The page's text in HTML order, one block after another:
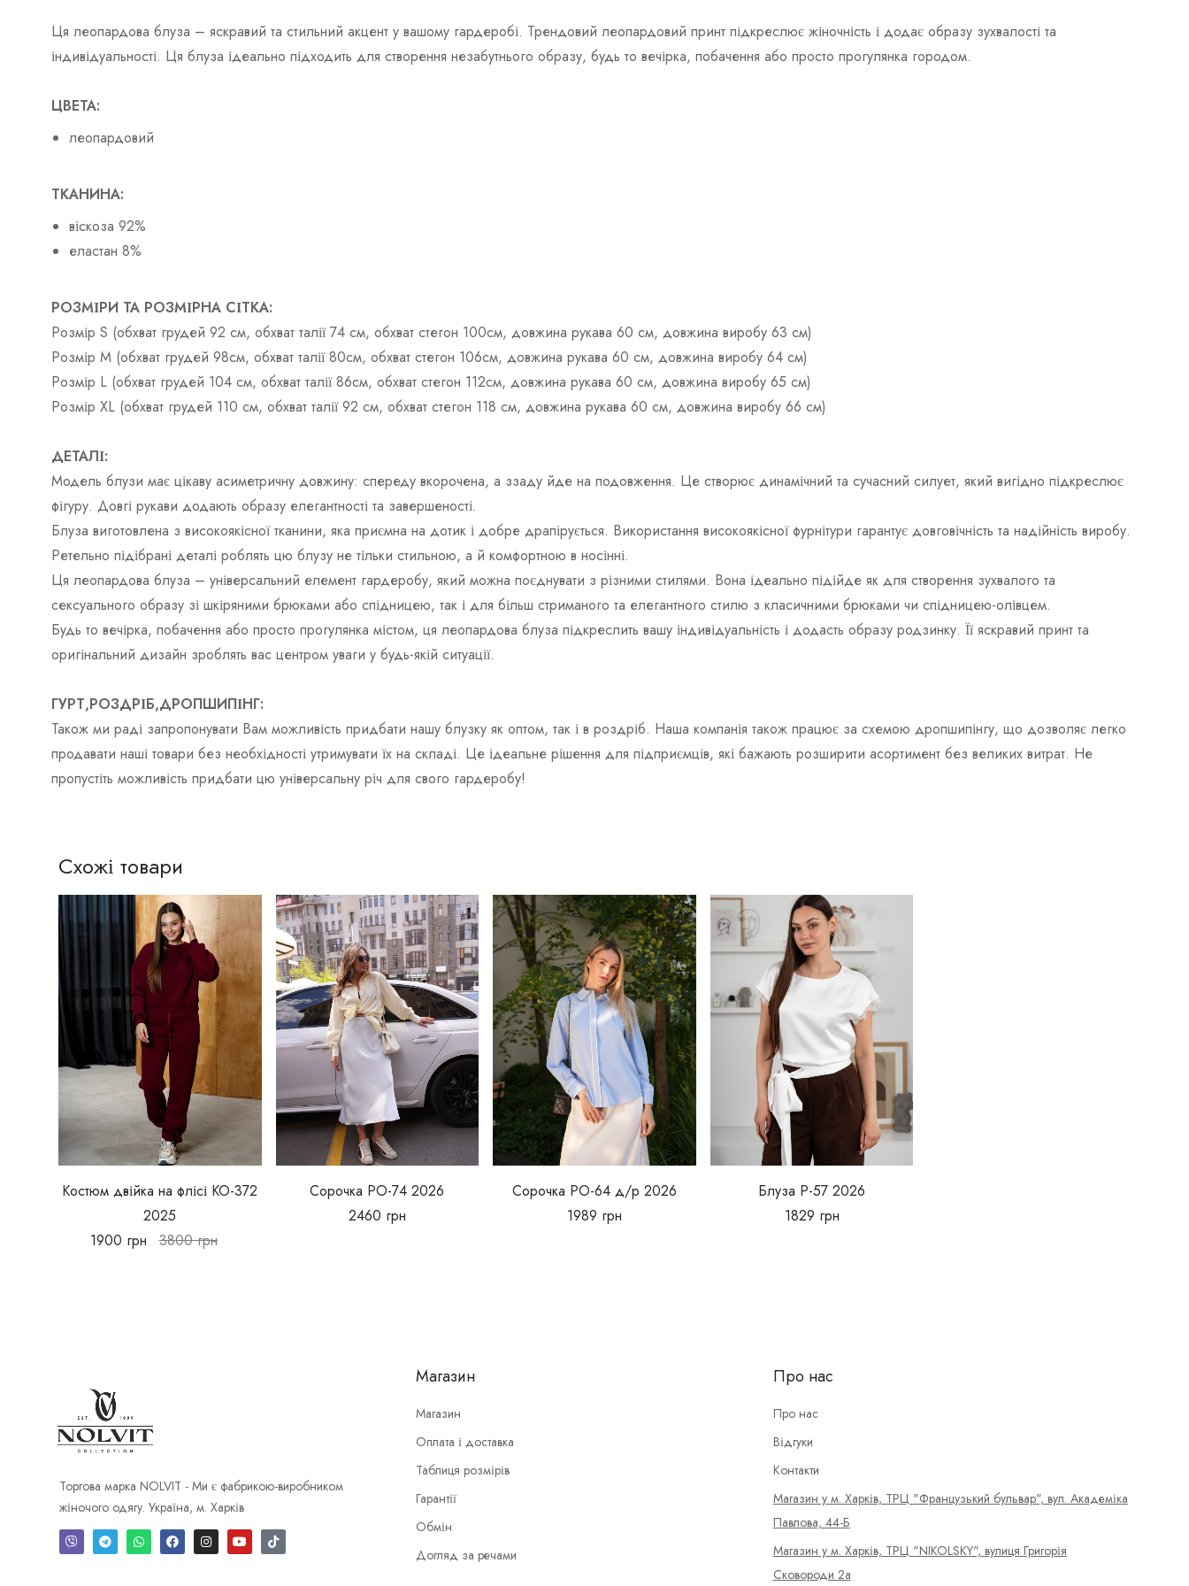
Ця леопардова блуза – яскравий та стильний акцент у вашому гардеробі. Трендовий леопардовий принт підкреслює жіночність і додає образу зухвалості та
індивідуальності. Ця блуза ідеально підходить для створення незабутнього образу, будь то вечірка, побачення або просто прогулянка городом.
ЦВЕТА:
леопардовий
ТКАНИНА:
віскоза 92%
еластан 8%
РОЗМІРИ ТА РОЗМІРНА СІТКА:
Розмір S (обхват грудей 92 см, обхват талії 74 см, обхват стегон 100см, довжина рукава 60 см, довжина виробу 63 см)
Розмір М (обхват грудей 98см, обхват талії 80см, обхват стегон 106см, довжина рукава 60 см, довжина виробу 64 см)
Розмір L (обхват грудей 104 см, обхват талії 86см, обхват стегон 112см, довжина рукава 60 см, довжина виробу 65 см)
Розмір XL (обхват грудей 110 см, обхват талії 92 см, обхват стегон 118 см, довжина рукава 60 см, довжина виробу 66 см)
ДЕТАЛІ:
Модель блузи має цікаву асиметричну довжину: спереду вкорочена, а ззаду йде на подовження. Це створює динамічний та сучасний силует, який вигідно підкреслює
фігуру. Довгі рукави додають образу елегантності та завершеності.
Блуза виготовлена ​​з високоякісної тканини, яка приємна на дотик і добре драпірується. Використання високоякісної фурнітури гарантує довговічність та надійність виробу.
Ретельно підібрані деталі роблять цю блузу не тільки стильною, а й комфортною в носінні.
Ця леопардова блуза – універсальний елемент гардеробу, який можна поєднувати з різними стилями. Вона ідеально підійде як для створення зухвалого та
сексуального образу зі шкіряними брюками або спідницею, так і для більш стриманого та елегантного стилю з класичними брюками чи спідницею-олівцем.
Будь то вечірка, побачення або просто прогулянка містом, ця леопардова блуза підкреслить вашу індивідуальність і додасть образу родзинку. Її яскравий принт та
оригінальний дизайн зроблять вас центром уваги у будь-якій ситуації.
ГУРТ,РОЗДРІБ,ДРОПШИПІНГ:
Також ми раді запропонувати Вам можливість придбати нашу блузку як оптом, так і в роздріб. Наша компанія також працює за схемою дропшипінгу, що дозволяє легко
продавати наші товари без необхідності утримувати їх на складі. Це ідеальне рішення для підприємців, які бажають розширити асортимент без великих витрат. Не
пропустіть можливість придбати цю універсальну річ для свого гардеробу!
Схожі товари
Костюм двійка на флісі КО-372
2025
1900 грн 3800грн
Сорочка РО-74 2026
2460 грн
Сорочка РО-64 д/р 2026
1989 грн
Блуза Р-57 2026
1829 грн
Торгова марка NOLVIT - Ми є фабрикою-виробником
жіночого одягу. Україна, м. Харків
Магазин
Магазин
Оплата і доставка
Таблиця розмірів
Гарантії
Обмін
Догляд за речами
Про нас
Про нас
Відгуки
Контакти
Магазин у м. Харків, ТРЦ "Французький бульвар", вул. Академіка
Павлова, 44-Б
Магазин у м. Харків, ТРЦ "NIKOLSKY", вулиця Григорія
Сковороди 2а